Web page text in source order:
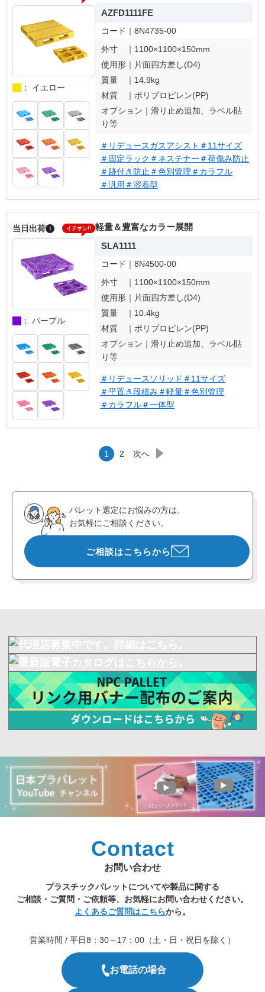
： イエロー
AZFD1111FE
コード｜ 8N4735-00
外寸 ｜ 1100×1100×150mm
使用形｜ 片面四方差し(D4)
質量 ｜ 14.9kg
材質 ｜ ポリプロピレン(PP)
オプション｜ 滑り止め追加、ラベル貼
り等
＃リデュースガスアシスト ＃11サイズ
＃固定ラック ＃ネステナー ＃荷傷み防止
＃跡付き防止 ＃色別管理 ＃カラフル
＃汎用 ＃溶着型
当日出荷 i イチオシ!!
： パープル
軽量＆豊富なカラー展開
SLA1111
コード｜ 8N4500-00
外寸 ｜ 1100×1100×150mm
使用形｜ 片面四方差し(D4)
質量 ｜ 10.4kg
材質 ｜ ポリプロピレン(PP)
オプション｜ 滑り止め追加、ラベル貼
り等
＃リデュースソリッド ＃11サイズ
＃平置き段積み＃軽量＃色別管理
＃カラフル＃一体型
1 2 次へ
パレット選定にお悩みの方は、
お気軽にご相談ください。
ご相談はこちらから
Contact
お問い合わせ
プラスチックパレットについてや製品に関する
ご相談・ご質問・ご依頼等、お気軽にお問い合わせください。
よくあるご質問はこちらから。
営業時間 / 平日8：30～17：00（土・日・祝日を除く）
お電話の場合